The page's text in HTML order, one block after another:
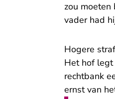
zou moeten
vader had
Hogere straf
Het hof legt
rechtbank-
ernst van